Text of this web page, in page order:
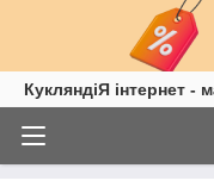
КукляндіЯ інтернет -